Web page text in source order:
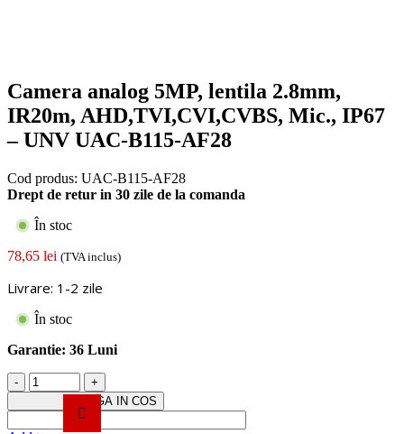
Camera analog 5MP, lentila 2.8mm,
IR20m, AHD,TVI,CVI,CVBS, Mic., IP67
– UNV UAC-B115-AF28
Cod produs: UAC-B115-AF28
Drept de retur in 30 zile de la comanda
În stoc
78,65 lei (TVA inclus)
Livrare: 1-2 zile
În stoc
Garantie: 36 Luni
Cantitate
Camera
analog
5MP,
ADAUGA IN COS